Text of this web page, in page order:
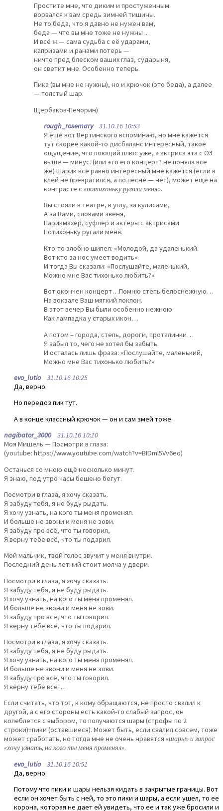
Простите мне, что диким и простуженным
ворвался к вам средь зимней тишины.
Не то беда, что я давно не нужен вам,
беда — что вы мне тоже не нужны…
И всё ж — сама судьба с её ударами,
капризами и ранами потерь —
ничто пред блеском ваших глаз, сударыня,
он светит мне. Особенно теперь.
Пика (вы мне не нужны), но и крючок (это беда), а далее
— толстый шар.
Щербаков-Печорин)
rough_rosemary31.10.16 10:53
Я еще вот Вертинского вспоминаю, но мне кажется
тут скорее какой-то дисбаланс интересный, такое
ощущение, что поющий плюс уже, а актриса эта с ОЗ
выше — минус. (или это его концерт? не поняла все
же) Шарик всё равно интересный мне кажется (если в
клей не превратился, а по песне — нет), может еще на
контрасте с «потихоньку ругали меня».
Вы стояли в театре, в углу, за кулисами,
А за Вами, словами звеня,
Парикмахер, суфлёр и актёры с актрисами
Потихоньку ругали меня.
Кто-то злобно шипел: «Молодой, да удаленький.
Вот кто за нос умеет водить».
И тогда Вы сказали: «Послушайте, маленький,
Можно мне Вас тихонько любить?»
Вот окончен концерт…Помню степь белоснежную…
На вокзале Ваш мягкий поклон.
В этот вечер Вы были особенно нежною.
Как лампадка у старых икон…
А потом – города, степь, дороги, проталинки…
Я забыл то, чего не хотел бы забыть.
И осталась лишь фраза: «Послушайте, маленький,
Можно мне Вас тихонько любить?»
evo_lutio31.10.16 10:25
Да, верно.
Но передоз пик тут.
А в конце классный крючок — он и сам змей тоже.
nagibator_300031.10.16 10:10
Моя Мишель — Посмотри в глаза:
(youtube: https://www.youtube.com/watch?v=BIDml5Vv6eo)
Останься со мною ещё несколько минут.
Я знаю, под утро часы бешено бегут.
Посмотри в глаза, я хочу сказать.
Я забуду тебя, я не буду рыдать.
Я хочу узнать, на кого ты меня променял.
И больше не звони и меня не зови.
Я забуду про всё, что ты говорил,
Я верну тебе всё, что ты подарил.
Мой мальчик, твой голос звучит у меня внутри.
Последний день летний стоит молча у двери.
Посмотри в глаза, я хочу сказать.
Я забуду тебя, я не буду рыдать.
Я хочу узнать, на кого ты меня променял.
И больше не звони и меня не зови.
Я забуду про всё, что ты говорил.
Я верну тебе всё, что ты подарил.
Посмотри в глаза, я хочу сказать.
Я забуду тебя, я не буду рыдать.
Я хочу узнать, на кого ты меня променял.
И больше не звони и меня не зови.
Я забуду про всё, что ты говорил.
Я верну тебе всё…
Если считать, что тот, к кому обращаются, не просто свалил к
другой, а с его стороны есть какой-то слабый запрос, он
колеблется с выбором, то получаются шары (строфы по 2
строки)+пики (оставшиеся). Может быть, если свалил совсем, тоже
может сработать, но тогда мне не очень нравятся «шары» и запрос
«хочу узнать, на кого ты меня променял».
evo_lutio31.10.16 10:51
Да, верно.
Потому что пики и шары нельзя кидать в закрытые границы. Вот
если он хочет быть с ней, то это пики и шары, а если ушел, то ее
корона, которая не дает ей увидеть, что ее и так уже бросили и